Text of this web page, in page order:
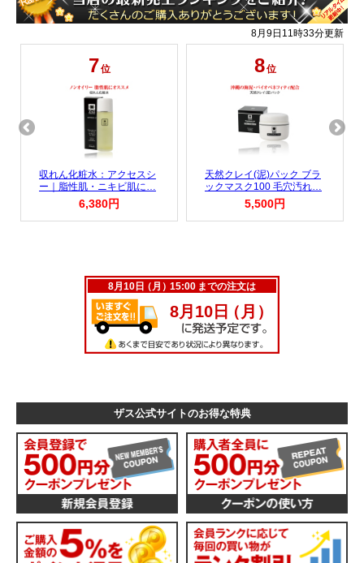
ザス公式サイトのお得な特典